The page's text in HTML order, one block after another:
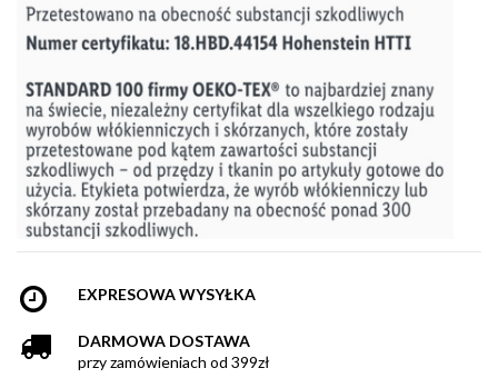
EXPRESOWA WYSYŁKA
DARMOWA DOSTAWA
przy zamówieniach od 399zł